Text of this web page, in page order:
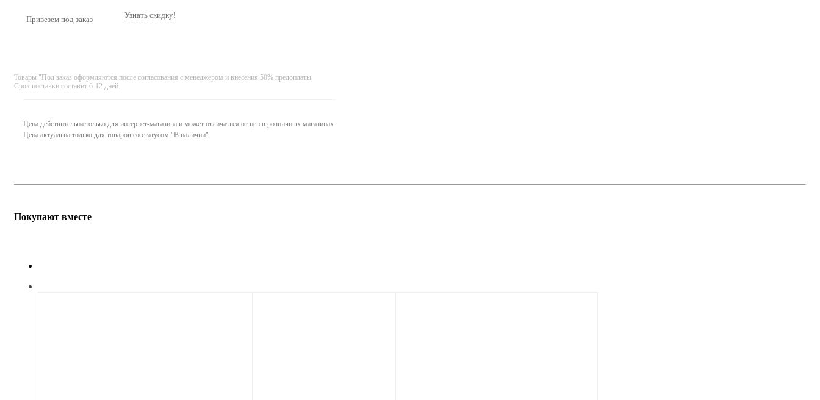
Привезем под заказ Узнать скидку!
Товары "Под заказ оформляются после согласования с менеджером и внесения 50% предоплаты.
Срок поставки составит 6-12 дней.
Цена действительна только для интернет-магазина и может отличаться от цен в розничных магазинах.
Цена актуальна только для товаров со статусом "В наличии".
Покупают вместе